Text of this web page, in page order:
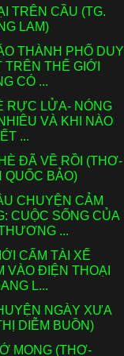
TRÊN CẦU (TG.
LAM)
THÀNH PHỐ DUY
TRÊN THẾ GIỚI
CÓ ...
RỰC LỬA- NÓNG
VÀ KHI NÀO
...
ĐÃ VỀ RỒI (THƠ-
QUỐC BẢO)
CHUYỆN CẢM
CUỘC SỐNG CỦA
...
CẤM TÀI XẾ
VÀO ĐIỆN THOẠI
L...
NGÀY XƯA
DIỄM BUỒN)
MONG (THƠ-